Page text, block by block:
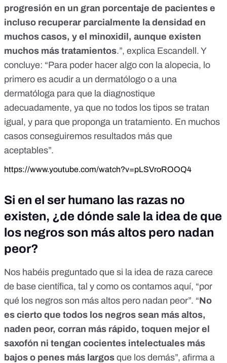
progresión en un gran porcentaje de pacientes e
incluso recuperar parcialmente la densidad en
muchos casos, y el minoxidil, aunque existen
muchos más tratamientos.”, explica Escandell. Y
concluye: “Para poder hacer algo con la alopecia, lo
primero es acudir a un dermatólogo o a una
dermatóloga para que la diagnostique
adecuadamente, ya que no todos los tipos se tratan
igual, y para que proponga un tratamiento. En muchos
casos conseguiremos resultados más que
aceptables”.
https://www.youtube.com/watch?v=pLSVroROOQ4
Si en el ser humano las razas no
existen, ¿de dónde sale la idea de que
los negros son más altos pero nadan
peor?
Nos habéis preguntado que si la idea de raza carece
de base científica, tal y como os contamos aquí, “por
qué los negros son más altos pero nadan peor”. “No
es cierto que todos los negros sean más altos,
naden peor, corran más rápido, toquen mejor el
saxofón ni tengan cocientes intelectuales más
bajos o penes más largos que los demás”, afirma a